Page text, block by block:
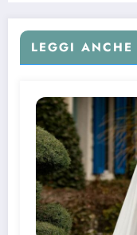
LEGGI ANCHE